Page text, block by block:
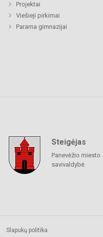
Projektai
Viešieji pirkimai
Parama gimnazijai
Steigėjas
Panevėžio miesto
savivaldybė
Slapukų politika